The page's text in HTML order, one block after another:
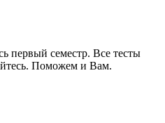
первый семестр. Все тесты
Поможем и Вам.